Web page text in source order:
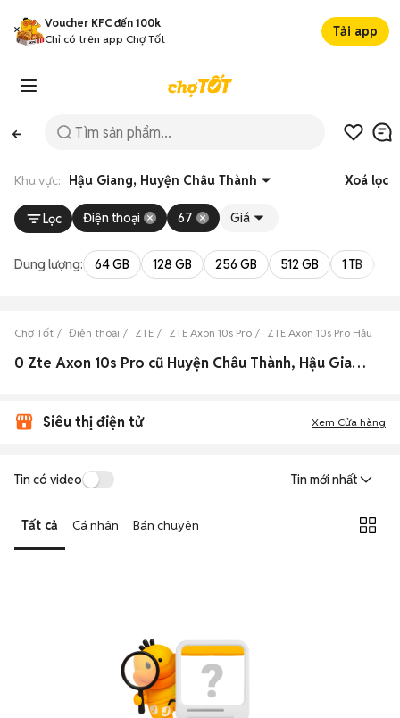
Voucher KFC đến 100k
Chỉ có trên app Chợ Tốt
Tải app
Khu vực: Hậu Giang, Huyện Châu Thành Xoá lọc
Lọc Điện thoại 67 Giá
Dung lượng: 64 GB 128 GB 256 GB 512 GB 1 TB
Chợ Tốt Điện thoại ZTE ZTE Axon 10s Pro ZTE Axon 10s Pro Hậu
0 Zte Axon 10s Pro cũ Huyện Châu Thành, Hậu Giang đẹp
Siêu thị điện tử Xem Cửa hàng
Tin có video Tin mới nhất
Tất cả Cá nhân Bán chuyên